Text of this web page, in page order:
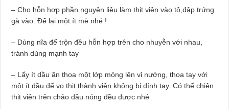
– Cho hỗn hợp phần nguyên liệu làm thịt viên vào tô,đập trứng
gà vào. Để lại một ít mè nhé !
– Dùng nĩa để trộn đều hỗn hợp trên cho nhuyễn với nhau,
tránh dùng mạnh tay
– Lấy ít dầu ăn thoa một lớp mỏng lên vỉ nướng, thoa tay với
một ít dầu để vo thịt thành viên không bị dính tay. Có thể chiên
thịt viên trên chảo dầu nóng đều được nhé